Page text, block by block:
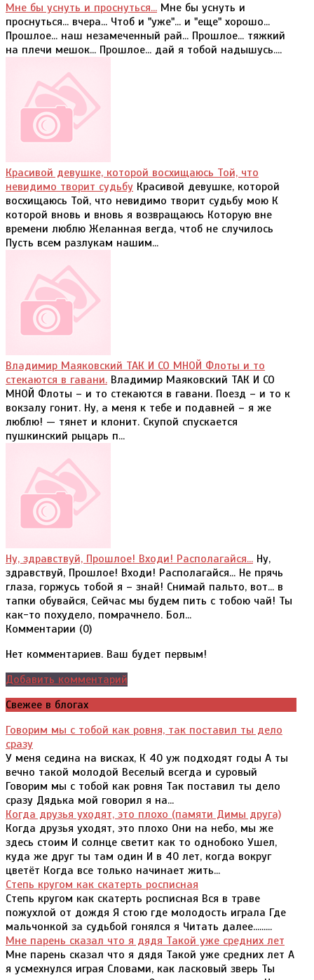
Мне бы уснуть и проснуться... Мне бы уснуть и
проснуться... вчера... Чтоб и "уже"... и "еще" хорошо...
Прошлое... наш незамеченный рай... Прошлое... тяжкий
на плечи мешок... Прошлое... дай я тобой надышусь....
Красивой девушке, которой восхищаюсь Той, что
невидимо творит судьбу Красивой девушке, которой
восхищаюсь Той, что невидимо творит судьбу мою К
которой вновь и вновь я возвращаюсь Которую вне
времени люблю Желанная вегда, чтоб не случилось
Пусть всем разлукам нашим...
Владимир Маяковский ТАК И СО МНОЙ Флоты и то
стекаются в гавани. Владимир Маяковский ТАК И СО
МНОЙ Флоты – и то стекаются в гавани. Поезд – и то к
вокзалу гонит. Ну, а меня к тебе и подавней – я же
люблю! — тянет и клонит. Скупой спускается
пушкинский рыцарь п...
Ну, здравствуй, Прошлое! Входи! Располагайся... Ну,
здравствуй, Прошлое! Входи! Располагайся... Не прячь
глаза, горжусь тобой я – знай! Снимай пальто, вот... в
тапки обувайся, Сейчас мы будем пить с тобою чай! Ты
как-то похудело, помрачнело. Бол...
Комментарии (0)
Нет комментариев. Ваш будет первым!
Добавить комментарий
Свежее в блогах
Говорим мы с тобой как ровня, так поставил ты дело
сразу
У меня седина на висках, К 40 уж подходят годы А ты
вечно такой молодой Веселый всегда и суровый
Говорим мы с тобой как ровня Так поставил ты дело
сразу Дядька мой говорил я на...
Когда друзья уходят, это плохо (памяти Димы друга)
Когда друзья уходят, это плохо Они на небо, мы же
здесь стоим И солнце светит как то однобоко Ушел,
куда же друг ты там один И в 40 лет, когда вокруг
цветёт Когда все только начинает жить...
Степь кругом как скатерть росписная
Степь кругом как скатерть росписная Вся в траве
пожухлой от дождя Я стою где молодость играла Где
мальчонкой за судьбой гонялся я Читать далее.........
Мне парень сказал что я дядя Такой уже средних лет
Мне парень сказал что я дядя Такой уже средних лет А
я усмехнулся играя Словами, как ласковый зверь Ты